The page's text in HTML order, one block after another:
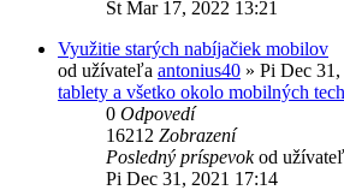
Št Mar 17, 2022 13:21
Využitie starých nabíjačiek mobilov
od užívateľa antonius40 » Pi Dec
tablety a všetko okolo mobilných
0 Odpovedí
16212 Zobrazení
Posledný príspevokod
Pi Dec 31, 2021 17:14